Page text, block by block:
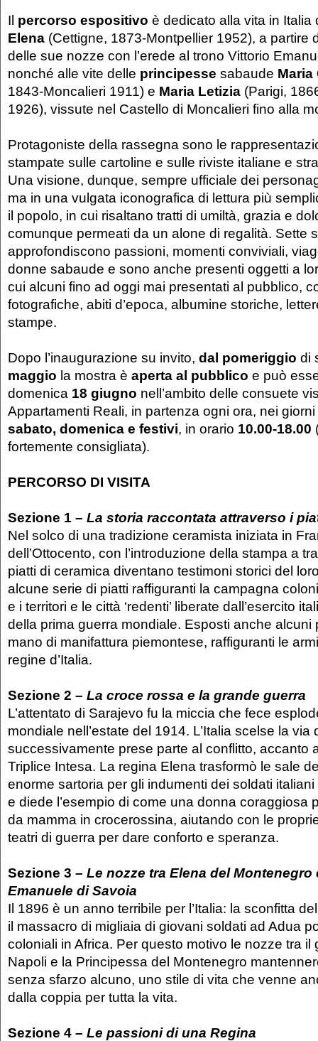
Il percorso espositivo è dedicato alla vita in Italia
Elena (Cettigne, 1873-Montpellier 1952), a partire
delle sue nozze con l’erede al trono Vittorio
nonché alle vite delle principesse sabaude Maria
1843-Moncalieri 1911) e Maria Letizia (Parigi,
1926), vissute nel Castello di Moncalieri fino alla
Protagoniste della rassegna sono le
stampate sulle cartoline e sulle riviste italiane e
Una visione, dunque, sempre ufficiale dei
ma in una vulgata iconografica di lettura più
il popolo, in cui risaltano tratti di umiltà, grazia e
comunque permeati da un alone di regalità. Sette
approfondiscono passioni, momenti conviviali,
donne sabaude e sono anche presenti oggetti a
cui alcuni fino ad oggi mai presentati al pubblico,
fotografiche, abiti d’epoca, albumine storiche,
stampe.
Dopo l’inaugurazione su invito, dal pomeriggio di
maggio la mostra è aperta al pubblico e può
domenica 18 giugno nell’ambito delle consuete
Appartamenti Reali, in partenza ogni ora, nei
sabato, domenica e festivi, in orario 10.00-18.00
fortemente consigliata).
PERCORSO DI VISITA
Sezione 1 – La storia raccontata attraverso i
Nel solco di una tradizione ceramista iniziata in
dell’Ottocento, con l’introduzione della stampa a
piatti di ceramica diventano testimoni storici del
alcune serie di piatti raffiguranti la campagna
e i territori e le città ‘redenti’ liberate dall’esercito
della prima guerra mondiale. Esposti anche alcuni
mano di manifattura piemontese, raffiguranti le
regine d’Italia.
Sezione 2 – La croce rossa e la grande guerra
L’attentato di Sarajevo fu la miccia che fece
mondiale nell’estate del 1914. L’Italia scelse la via
successivamente prese parte al conflitto, accanto
Triplice Intesa. La regina Elena trasformò le sale
enorme sartoria per gli indumenti dei soldati
e diede l’esempio di come una donna coraggiosa
da mamma in crocerossina, aiutando con le
teatri di guerra per dare conforto e speranza.
Sezione 3 – Le nozze tra Elena del Montenegro
Emanuele di Savoia
Il 1896 è un anno terribile per l’Italia: la sconfitta
il massacro di migliaia di giovani soldati ad Adua
coloniali in Africa. Per questo motivo le nozze tra il
Napoli e la Principessa del Montenegro
senza sfarzo alcuno, uno stile di vita che venne
dalla coppia per tutta la vita.
Sezione 4 – Le passioni di una Regina